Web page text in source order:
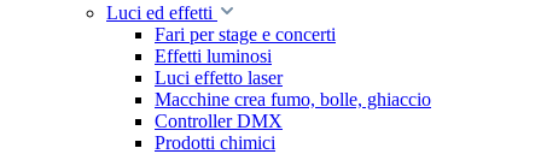
Luci ed effetti
Fari per stage e concerti
Effetti luminosi
Luci effetto laser
Macchine crea fumo, bolle, ghiaccio
Controller DMX
Prodotti chimici